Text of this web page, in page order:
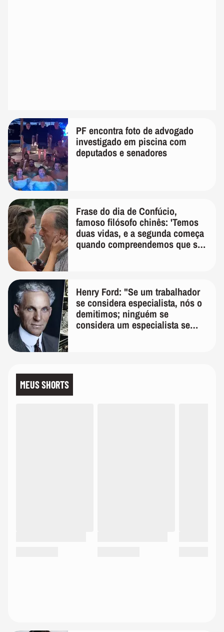
PF encontra foto de advogado
investigado em piscina com
deputados e senadores
Frase do dia de Confúcio,
famoso filósofo chinês: 'Temos
duas vidas, e a segunda começa
quando compreendemos que só
Henry Ford: "Se um trabalhador
se considera especialista, nós o
demitimos; ninguém se
considera um especialista se
MEUS SHORTS